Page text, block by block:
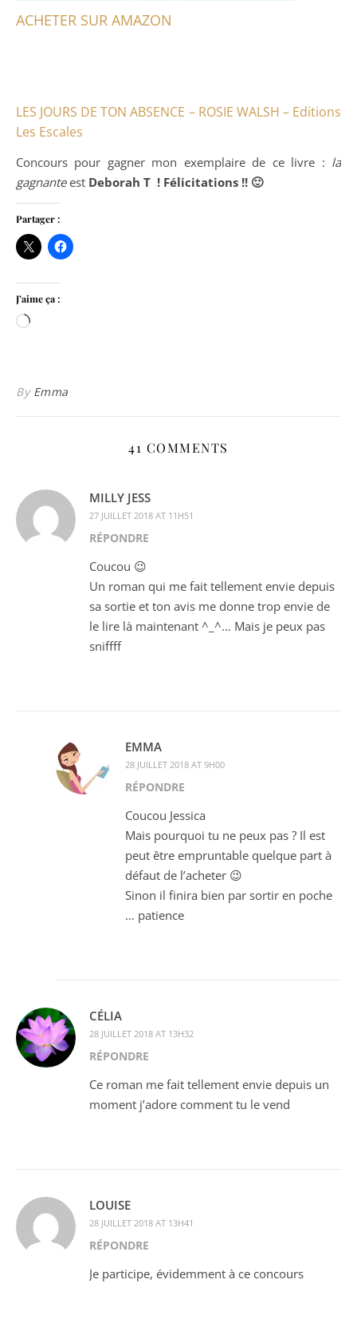
ACHETER SUR AMAZON
LES JOURS DE TON ABSENCE – ROSIE WALSH – Editions
Les Escales
Concours pour gagner mon exemplaire de ce livre : la
gagnanteest Deborah T ! Félicitations !! 🙂
Partager :
J’aime ça :
Chargement…
By Emma
41 COMMENTS
MILLY JESS
27 JUILLET 2018 AT 11H51
RÉPONDRE
Coucou 😉
Un roman qui me fait tellement envie depuis
sa sortie et ton avis me donne trop envie de
le lire là maintenant ^_^… Mais je peux pas
sniffff
EMMA
28 JUILLET 2018 AT 9H00
RÉPONDRE
Coucou Jessica
Mais pourquoi tu ne peux pas ? Il est
peut être empruntable quelque part à
défaut de l’acheter 😉
Sinon il finira bien par sortir en poche
… patience
CÉLIA
28 JUILLET 2018 AT 13H32
RÉPONDRE
Ce roman me fait tellement envie depuis un
moment j’adore comment tu le vend
LOUISE
28 JUILLET 2018 AT 13H41
RÉPONDRE
Je participe, évidemment à ce concours